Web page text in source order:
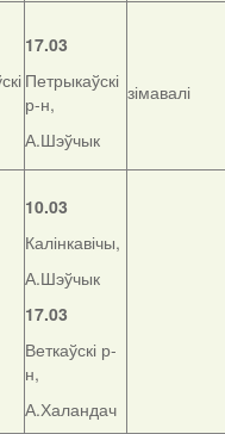
17.03
Петрыкаўскі
р-н,
А.Шэўчык
зімавалі
10.03
Калінкавічы,
А.Шэўчык
17.03
Веткаўскі р-
н,
А.Халандач